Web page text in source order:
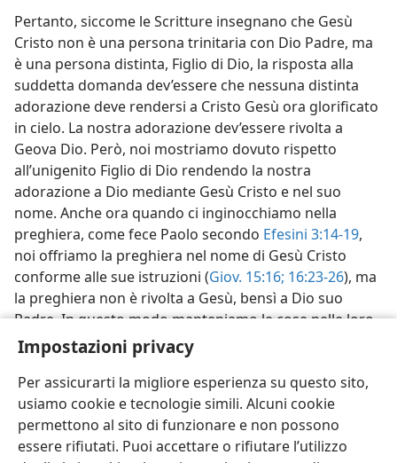
Impostazioni privacy
Per assicurarti la migliore esperienza su questo sito,
usiamo cookie e tecnologie simili. Alcuni cookie
permettono al sito di funzionare e non possono
essere rifiutati. Puoi accettare o rifiutare l’utilizzo
Pertanto, siccome le Scritture insegnano che Gesù
Cristo non è una persona trinitaria con Dio Padre, ma
è una persona distinta, Figlio di Dio, la risposta alla
suddetta domanda dev’essere che nessuna distinta
adorazione deve rendersi a Cristo Gesù ora glorificato
in cielo. La nostra adorazione dev’essere rivolta a
Geova Dio. Però, noi mostriamo dovuto rispetto
all’unigenito Figlio di Dio rendendo la nostra
adorazione a Dio mediante Gesù Cristo e nel suo
nome. Anche ora quando ci inginocchiamo nella
preghiera, come fece Paolo secondo Efesini 3:14-19,
noi offriamo la preghiera nel nome di Gesù Cristo
conforme alle sue istruzioni (Giov. 15:16; 16:23-26), ma
la preghiera non è rivolta a Gesù, bensì a Dio suo
Padre. In questo modo manteniamo le cose nelle loro
relative posizioni.
Italiano Condividi Impostazioni